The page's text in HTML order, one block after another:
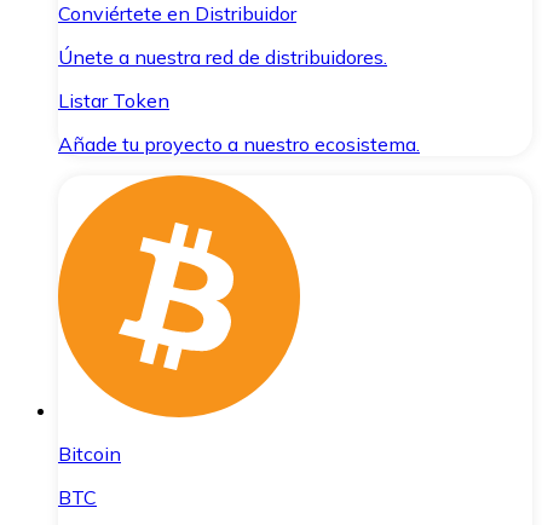
Conviértete en Distribuidor
Únete a nuestra red de distribuidores.
Listar Token
Añade tu proyecto a nuestro ecosistema.
Bitcoin
BTC